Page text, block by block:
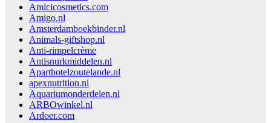
Amicicosmetics.com
Amigo.nl
Amsterdamboekbinder.nl
Animals-giftshop.nl
Anti-rimpelcrème
Antisnurkmiddelen.nl
Aparthotelzoutelande.nl
apexnutrition.nl
Aquariumonderdelen.nl
ARBOwinkel.nl
Ardoer.com